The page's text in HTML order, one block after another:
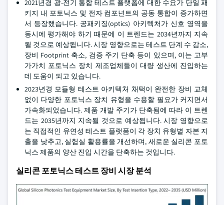
2021년경 광-전기 통합 테스트 플랫폼에 대한 수요가 단일 패
키지 내 포토닉스 및 전자 컴포넌트의 공동 통합이 증가하면
서 등장했습니다. 공패키징(optics) 아키텍처가 신호 영역을
동시에 평가해야 하기 때문에 이 트렌드는 2034년까지 지속
될 것으로 예상됩니다. 시장 영향으로는 테스트 단계 수 감소,
장비 Footprint 축소, 검증 주기 단축 등이 있으며, 이는 고부
가가치 포토닉스 장치 제조업체들이 대량 생산에 진입하는
데 도움이 되고 있습니다.
2023년경 모듈형 테스트 아키텍처 채택이 완전한 장비 교체
없이 다양한 포토닉스 장치 유형을 수용할 필요가 커지면서
가속화되었습니다. 제품 개발 주기가 단축됨에 따라 이 트렌
드는 2035년까지 지속될 것으로 예상됩니다. 시장 영향으로
는 직접적인 유연성 테스트 플랫폼이 각 장치 유형별 자본 지
출을 낮추고, 실험실 활용률을 개선하며, 새로운 실리콘 포토
닉스 제품의 양산 진입 시간을 단축하는 것입니다.
실리콘 포토닉스 테스트 장비 시장 분석